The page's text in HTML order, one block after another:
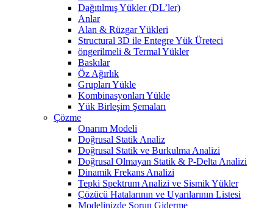
Dağıtılmış Yükler (DL’ler)
Anlar
Alan & Rüzgar Yükleri
Structural 3D ile Entegre Yük Üreteci
öngerilmeli & Termal Yükler
Baskılar
Öz Ağırlık
Grupları Yükle
Kombinasyonları Yükle
Yük Birleşim Şemaları
Çözme
Onarım Modeli
Doğrusal Statik Analiz
Doğrusal Statik ve Burkulma Analizi
Doğrusal Olmayan Statik & P-Delta Analizi
Dinamik Frekans Analizi
Tepki Spektrum Analizi ve Sismik Yükler
Çözücü Hatalarının ve Uyarılarının Listesi
Modelinizde Sorun Giderme